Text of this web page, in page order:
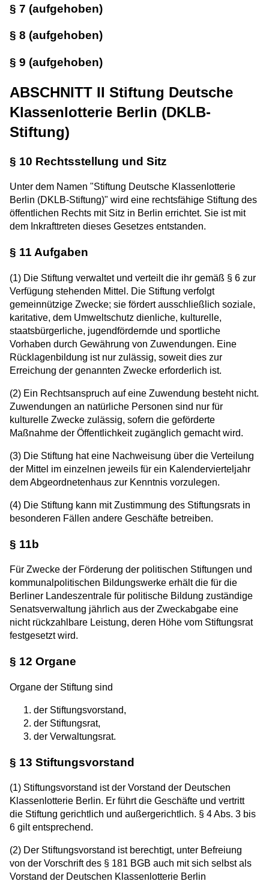
§ 7 (aufgehoben)
§ 8 (aufgehoben)
§ 9 (aufgehoben)
ABSCHNITT II Stiftung Deutsche
Klassenlotterie Berlin (DKLB-
Stiftung)
§ 10 Rechtsstellung und Sitz
Unter dem Namen "Stiftung Deutsche Klassenlotterie
Berlin (DKLB-Stiftung)" wird eine rechtsfähige Stiftung des
öffentlichen Rechts mit Sitz in Berlin errichtet. Sie ist mit
dem Inkrafttreten dieses Gesetzes entstanden.
§ 11 Aufgaben
(1) Die Stiftung verwaltet und verteilt die ihr gemäß § 6 zur
Verfügung stehenden Mittel. Die Stiftung verfolgt
gemeinnützige Zwecke; sie fördert ausschließlich soziale,
karitative, dem Umweltschutz dienliche, kulturelle,
staatsbürgerliche, jugendfördernde und sportliche
Vorhaben durch Gewährung von Zuwendungen. Eine
Rücklagenbildung ist nur zulässig, soweit dies zur
Erreichung der genannten Zwecke erforderlich ist.
(2) Ein Rechtsanspruch auf eine Zuwendung besteht nicht.
Zuwendungen an natürliche Personen sind nur für
kulturelle Zwecke zulässig, sofern die geförderte
Maßnahme der Öffentlichkeit zugänglich gemacht wird.
(3) Die Stiftung hat eine Nachweisung über die Verteilung
der Mittel im einzelnen jeweils für ein Kalendervierteljahr
dem Abgeordnetenhaus zur Kenntnis vorzulegen.
(4) Die Stiftung kann mit Zustimmung des Stiftungsrats in
besonderen Fällen andere Geschäfte betreiben.
§ 11b
Für Zwecke der Förderung der politischen Stiftungen und
kommunalpolitischen Bildungswerke erhält die für die
Berliner Landeszentrale für politische Bildung zuständige
Senatsverwaltung jährlich aus der Zweckabgabe eine
nicht rückzahlbare Leistung, deren Höhe vom Stiftungsrat
festgesetzt wird.
§ 12 Organe
Organe der Stiftung sind
der Stiftungsvorstand,
der Stiftungsrat,
der Verwaltungsrat.
§ 13 Stiftungsvorstand
(1) Stiftungsvorstand ist der Vorstand der Deutschen
Klassenlotterie Berlin. Er führt die Geschäfte und vertritt
die Stiftung gerichtlich und außergerichtlich. § 4 Abs. 3 bis
6 gilt entsprechend.
(2) Der Stiftungsvorstand ist berechtigt, unter Befreiung
von der Vorschrift des § 181 BGB auch mit sich selbst als
Vorstand der Deutschen Klassenlotterie Berlin